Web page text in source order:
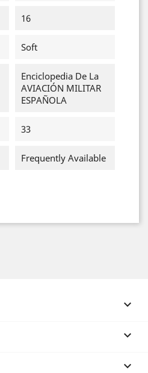
16
Soft
Enciclopedia De La
AVIACIÓN MILITAR
ESPAÑOLA
33
Frequently Available


